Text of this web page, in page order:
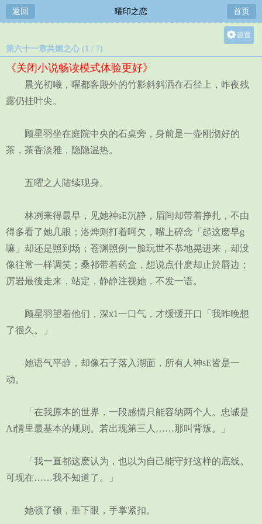
返回 曜印之恋 首页
设置
中
第六十一章共燃之心 (1 / 7)
《关闭小说畅读模式体验更好》
晨光初曦，曜都客殿外的竹影斜斜洒在石径上，昨夜残
露仍挂叶尖。
顾星羽坐在庭院中央的石桌旁，身前是一壶刚沏好的
茶，茶香淡雅，隐隐温热。
五曜之人陆续现身。
林冽来得最早，见她神sE沉静，眉间却带着挣扎，不由
得多看了她几眼；洛烨则打着呵欠，嘴上碎念「起这麽早g
嘛」却还是照到场；苍渊照例一脸玩世不恭地晃进来，却没
像往常一样调笑；桑祁带着药盒，想说点什麽却止於唇边；
厉岩最後走来，站定，静静注视她，不发一语。
顾星羽望着他们，深x1一口气，才缓缓开口「我昨晚想
了很久。」
她语气平静，却像石子落入湖面，所有人神sE皆是一
动。
「在我原本的世界，一段感情只能容纳两个人。忠诚是
Ai情里最基本的规则。若出现第三人……那叫背叛。」
「我一直都这麽认为，也以为自己能守好这样的底线。
可现在……我不知道了。」
她顿了顿，垂下眼，手掌紧扣。